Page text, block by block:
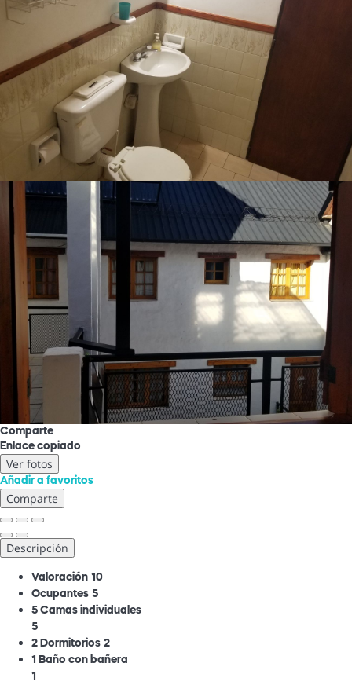
Comparte
Enlace copiado
Ver fotos
Añadir a favoritos
Comparte
Descripción
Valoración 10
Ocupantes 5
5 Camas individuales
5
2 Dormitorios 2
1 Baño con bañera
1